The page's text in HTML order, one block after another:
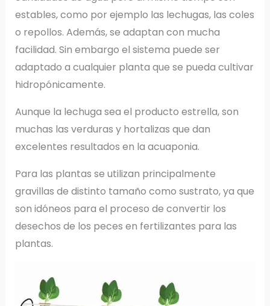
estables, como por ejemplo las lechugas, las coles
o repollos. Además, se adaptan con mucha
facilidad. Sin embargo el sistema puede ser
adaptado a cualquier planta que se pueda cultivar
hidropónicamente.
Aunque la lechuga sea el producto estrella, son
muchas las verduras y hortalizas que dan
excelentes resultados en la acuaponia.
Para las plantas se utilizan principalmente
gravillas de distinto tamaño como sustrato, ya que
son idóneos para el proceso de convertir los
desechos de los peces en fertilizantes para las
plantas.